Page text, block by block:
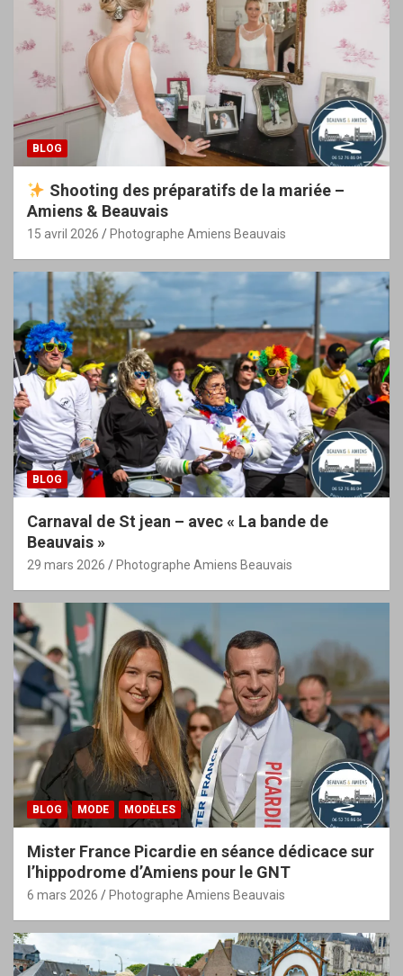
BLOG
Shooting des préparatifs de la mariée –
Amiens & Beauvais
15 avril 2026 Photographe Amiens Beauvais
BLOG
Carnaval de St jean – avec « La bande de
Beauvais »
29 mars 2026 Photographe Amiens Beauvais
BLOG MODE MODÈLES
Mister France Picardie en séance dédicace sur
l’hippodrome d’Amiens pour le GNT
6 mars 2026 Photographe Amiens Beauvais